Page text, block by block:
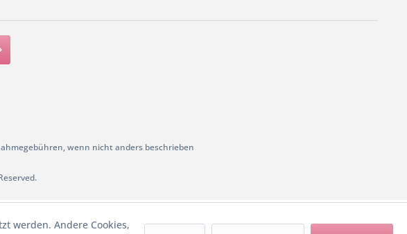
wenn nicht anders beschrieben
werden. Andere Cookies,